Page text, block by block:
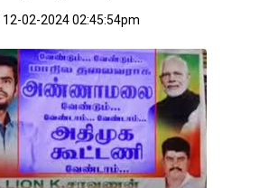
02-2024 02:45:54pm